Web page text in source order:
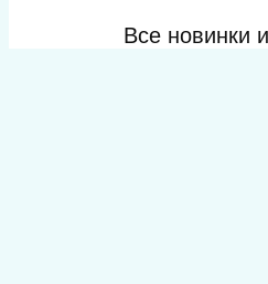
Все новинки